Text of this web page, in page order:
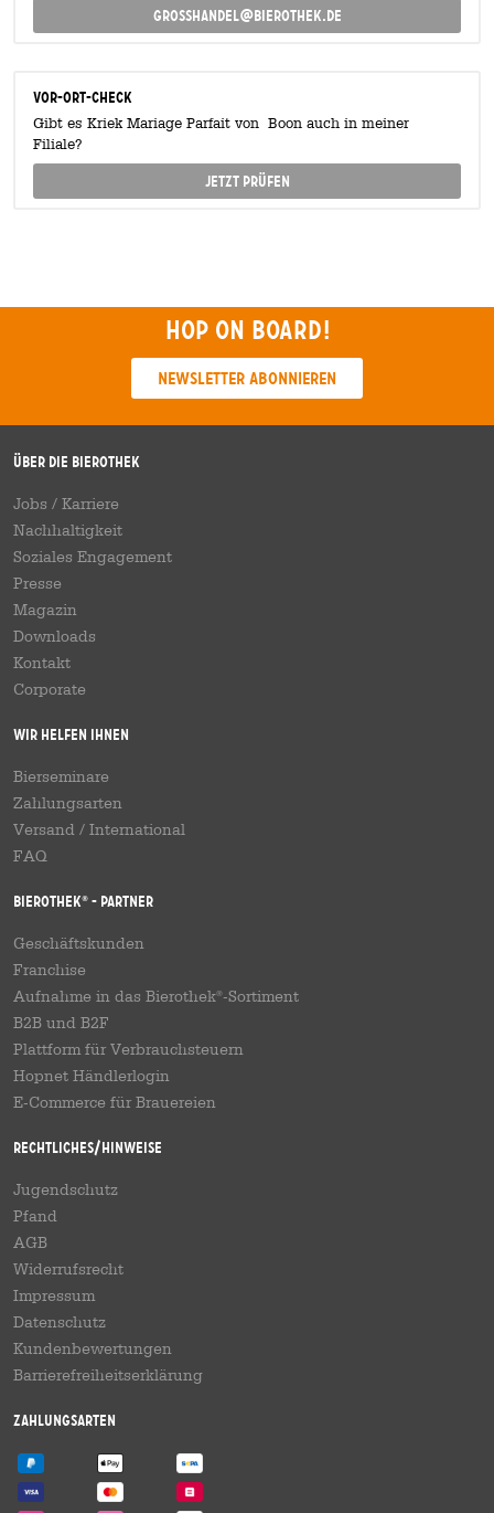
grosshandel@bierothek.de
Vor-Ort-Check
Gibt es Kriek Mariage Parfait von Boon auch in meiner
Filiale?
Jetzt prüfen
Hop on board!
Newsletter abonnieren
Über die Bierothek
Jobs / Karriere
Nachhaltigkeit
Soziales Engagement
Presse
Magazin
Downloads
Kontakt
Corporate
Wir helfen Ihnen
Bierseminare
Zahlungsarten
Versand / International
FAQ
Bierothek® - Partner
Geschäftskunden
Franchise
Aufnahme in das Bierothek®-Sortiment
B2B und B2F
Plattform für Verbrauchsteuern
Hopnet Händlerlogin
E-Commerce für Brauereien
Rechtliches/Hinweise
Jugendschutz
Pfand
AGB
Widerrufsrecht
Impressum
Datenschutz
Kundenbewertungen
Barrierefreiheitserklärung
Zahlungsarten